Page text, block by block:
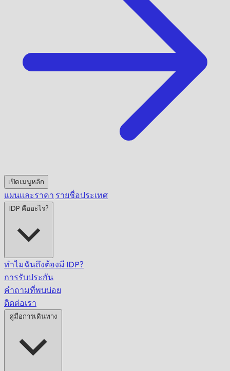
เปิดเมนูหลัก
แผนและราคา รายชื่อประเทศ
IDP คืออะไร?
ทำไมฉันถึงต้องมี IDP?
การรับประกัน
คำถามที่พบบ่อย
ติดต่อเรา
คู่มือการเดินทาง